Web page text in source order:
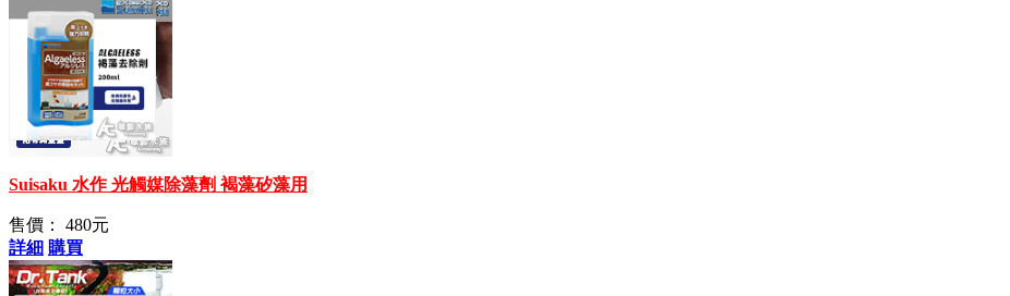
水作新技術
Suisaku 水作 光觸媒除藻劑 褐藻矽藻用
售價：
480元
詳細 購買